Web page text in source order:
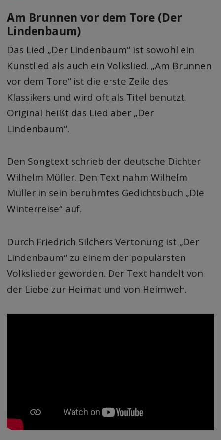
Am Brunnen vor dem Tore (Der
Lindenbaum)
Das Lied „Der Lindenbaum“ ist sowohl ein
Kunstlied als auch ein Volkslied. „Am Brunnen
vor dem Tore“ ist die erste Zeile des
Klassikers und wird oft als Titel benutzt.
Original heißt das Lied aber „Der
Lindenbaum“.
Den Songtext schrieb der deutsche Dichter
Wilhelm Müller. Den Text nahm Wilhelm
Müller in sein berühmtes Gedichtsbuch „Die
Winterreise“ auf.
Durch Friedrich Silchers Vertonung ist „Der
Lindenbaum“ zu einem der populärsten
Volkslieder geworden. Der Text handelt von
der Liebe zur Heimat und von Heimweh.